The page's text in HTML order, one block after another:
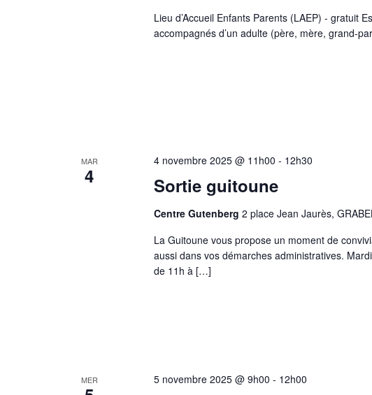
Lieu d’Accueil Enfants Parents (LAEP) - gratuit
accompagnés d’un adulte (père, mère, grand-
MAR
4 Sortie guitoune
4 novembre 2025 @ 11h00 - 12h30
Centre Gutenberg 2 place Jean Jaurès,
La Guitoune vous propose un moment de
aussi dans vos démarches administratives.
de 11h à […]
MER 5 novembre 2025 @ 9h00 - 12h00